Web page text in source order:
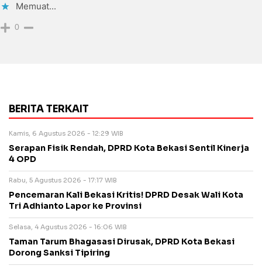
Memuat...
0
BERITA TERKAIT
Kamis, 6 Agustus 2026 - 12:29 WIB
Serapan Fisik Rendah, DPRD Kota Bekasi Sentil Kinerja
4 OPD
Rabu, 5 Agustus 2026 - 17:17 WIB
Pencemaran Kali Bekasi Kritis! DPRD Desak Wali Kota
Tri Adhianto Lapor ke Provinsi
Selasa, 4 Agustus 2026 - 16:06 WIB
Taman Tarum Bhagasasi Dirusak, DPRD Kota Bekasi
Dorong Sanksi Tipiring